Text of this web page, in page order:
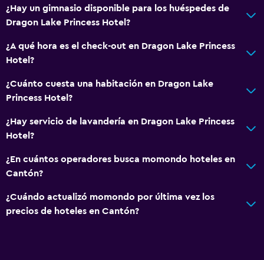
Servicios básicos
Wifi gratis
Wifi disponible en todas las instalaciones
Internet
Extinguidor
Aire acondicionado
Accesibilidad y adecuación
Ascensor
Áreas designadas para fumadores
¿Hay un gimnasio disponible para los huéspedes de
Dragon Lake Princess Hotel?
¿A qué hora es el check-out en Dragon Lake Princess
Hotel?
¿Cuánto cuesta una habitación en Dragon Lake
Princess Hotel?
¿Hay servicio de lavandería en Dragon Lake Princess
Hotel?
¿En cuántos operadores busca momondo hoteles en
Cantón?
¿Cuándo actualizó momondo por última vez los
precios de hoteles en Cantón?